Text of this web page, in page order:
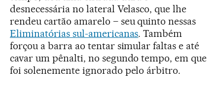
desnecessária no lateral Velasco, que lhe
rendeu cartão amarelo – seu quinto nessas
Eliminatórias sul-americanas. Também
forçou a barra ao tentar simular faltas e até
cavar um pênalti, no segundo tempo, em que
foi solenemente ignorado pelo árbitro.